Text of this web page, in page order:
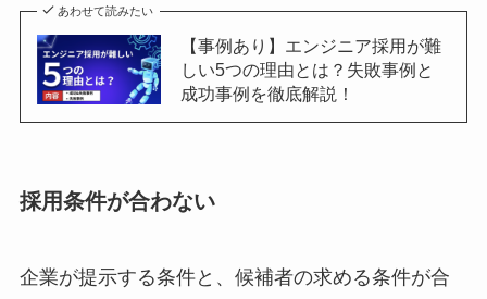
あわせて読みたい
【事例あり】エンジニア採用が難
しい5つの理由とは？失敗事例と
成功事例を徹底解説！
採用条件が合わない
企業が提示する条件と、候補者の求める条件が合